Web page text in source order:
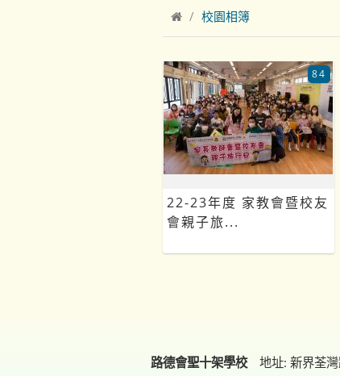
校園相簿
22-23年度 家教會暨校友
會親子旅...
84
路德會聖十架學校 地址: 新界荃